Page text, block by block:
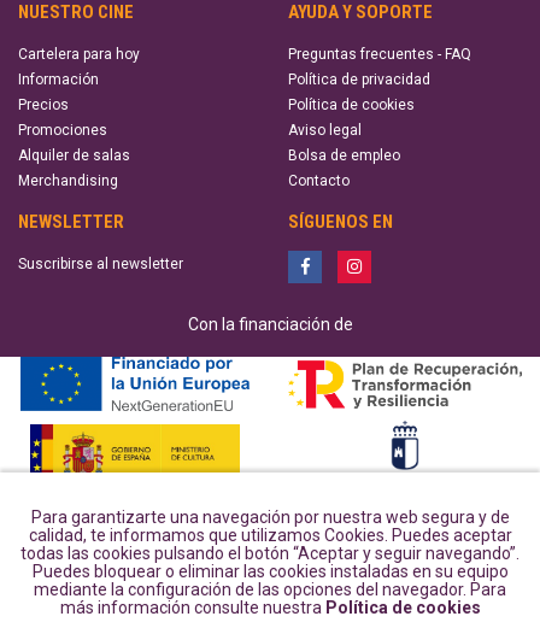
Para garantizarte una navegación por nuestra web segura y de
calidad, te informamos que utilizamos Cookies. Puedes aceptar
todas las cookies pulsando el botón “Aceptar y seguir navegando”.
Puedes bloquear o eliminar las cookies instaladas en su equipo
mediante la configuración de las opciones del navegador. Para
más información consulte nuestra Política de cookies
NUESTRO CINE
Cartelera para hoy
Información
Precios
Promociones
Alquiler de salas
Merchandising
AYUDA Y SOPORTE
Preguntas frecuentes - FAQ
Política de privacidad
Política de cookies
Aviso legal
Bolsa de empleo
Contacto
NEWSLETTER
Suscribirse al newsletter
SÍGUENOS EN
Con la financiación de